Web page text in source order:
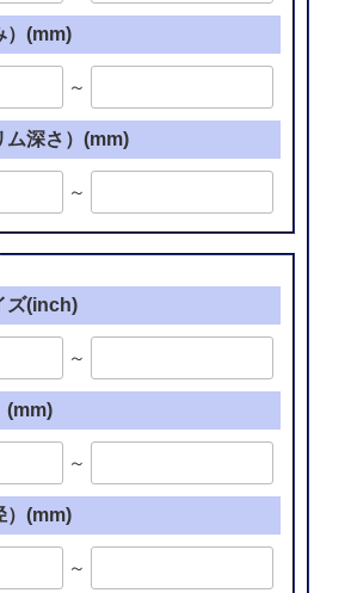
）(mm)
～
ム深さ）(mm)
～
ズ(inch)
～
(mm)
～
）(mm)
～